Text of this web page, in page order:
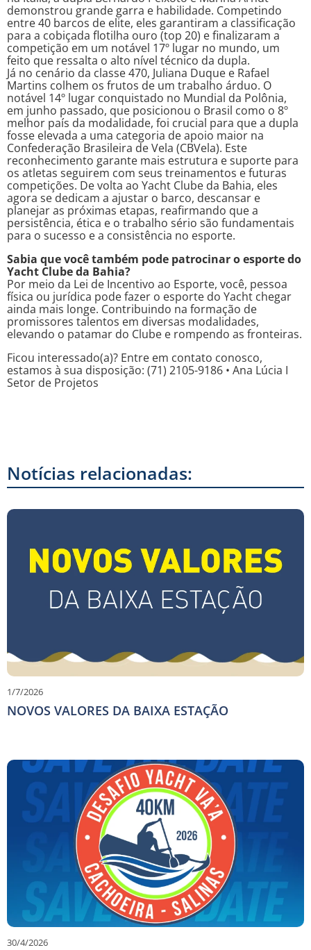
demonstrou grande garra e habilidade. Competindo
entre 40 barcos de elite, eles garantiram a classificação
para a cobiçada flotilha ouro (top 20) e finalizaram a
competição em um notável 17º lugar no mundo, um
feito que ressalta o alto nível técnico da dupla.
Já no cenário da classe 470, Juliana Duque e Rafael
Martins colhem os frutos de um trabalho árduo. O
notável 14º lugar conquistado no Mundial da Polônia,
em junho passado, que posicionou o Brasil como o 8º
melhor país da modalidade, foi crucial para que a dupla
fosse elevada a uma categoria de apoio maior na
Confederação Brasileira de Vela (CBVela). Este
reconhecimento garante mais estrutura e suporte para
os atletas seguirem com seus treinamentos e futuras
competições. De volta ao Yacht Clube da Bahia, eles
agora se dedicam a ajustar o barco, descansar e
planejar as próximas etapas, reafirmando que a
persistência, ética e o trabalho sério são fundamentais
para o sucesso e a consistência no esporte.
Sabia que você também pode patrocinar o esporte do
Yacht Clube da Bahia?
Por meio da Lei de Incentivo ao Esporte, você, pessoa
física ou jurídica pode fazer o esporte do Yacht chegar
ainda mais longe. Contribuindo na formação de
promissores talentos em diversas modalidades,
elevando o patamar do Clube e rompendo as fronteiras.
Ficou interessado(a)? Entre em contato conosco,
estamos à sua disposição: (71) 2105-9186 • Ana Lúcia I
Setor de Projetos
Notícias relacionadas:
1/7/2026
NOVOS VALORES DA BAIXA ESTAÇÃO
30/4/2026